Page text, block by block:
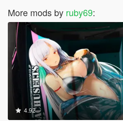
More mods by ruby69:
4.92